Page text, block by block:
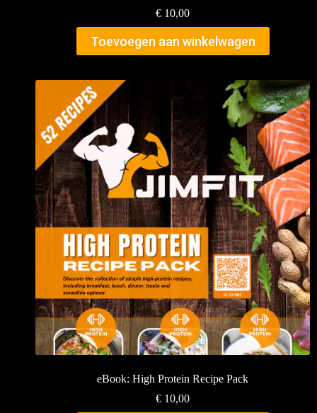
€ 10,00
Toevoegen aan winkelwagen
eBook: High Protein Recipe Pack
€ 10,00